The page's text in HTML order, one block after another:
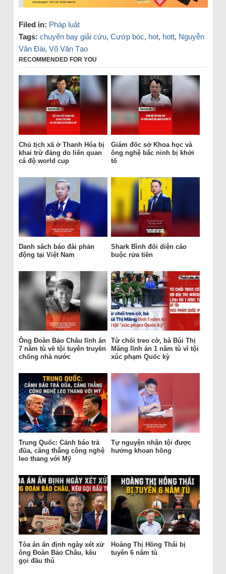
Filed in: Pháp luật
Tags: chuyến bay giải cứu, Cướp bóc, hot, hott, Nguyễn
Văn Đài, Võ Văn Tạo
RECOMMENDED FOR YOU
Chủ tịch xã ở Thanh Hóa bị
khai trừ đảng do liên quan
cá độ world cup
Giám đốc sở Khoa học và
ông nghệ bắc ninh bị khởi
tố
Danh sách báo đài phản
động tại Việt Nam
Shark Bình đối diện cáo
buộc rửa tiền
Ông Đoàn Bảo Châu lĩnh án
7 năm tù về tội tuyên truyền
chống nhà nước
Từ chối treo cờ, bà Bùi Thị
Măng lĩnh án 1 năm tù vì tội
xúc phạm Quốc kỳ
Trung Quốc: Cảnh báo trả
đũa, căng thẳng công nghệ
leo thang với Mỹ
Tự nguyện nhận tội được
hưởng khoan hồng
Tòa án ấn định ngày xét xử
ông Đoàn Bảo Châu, kêu
gọi đầu thú
Hoàng Thị Hồng Thái bị
tuyên 6 năm tù